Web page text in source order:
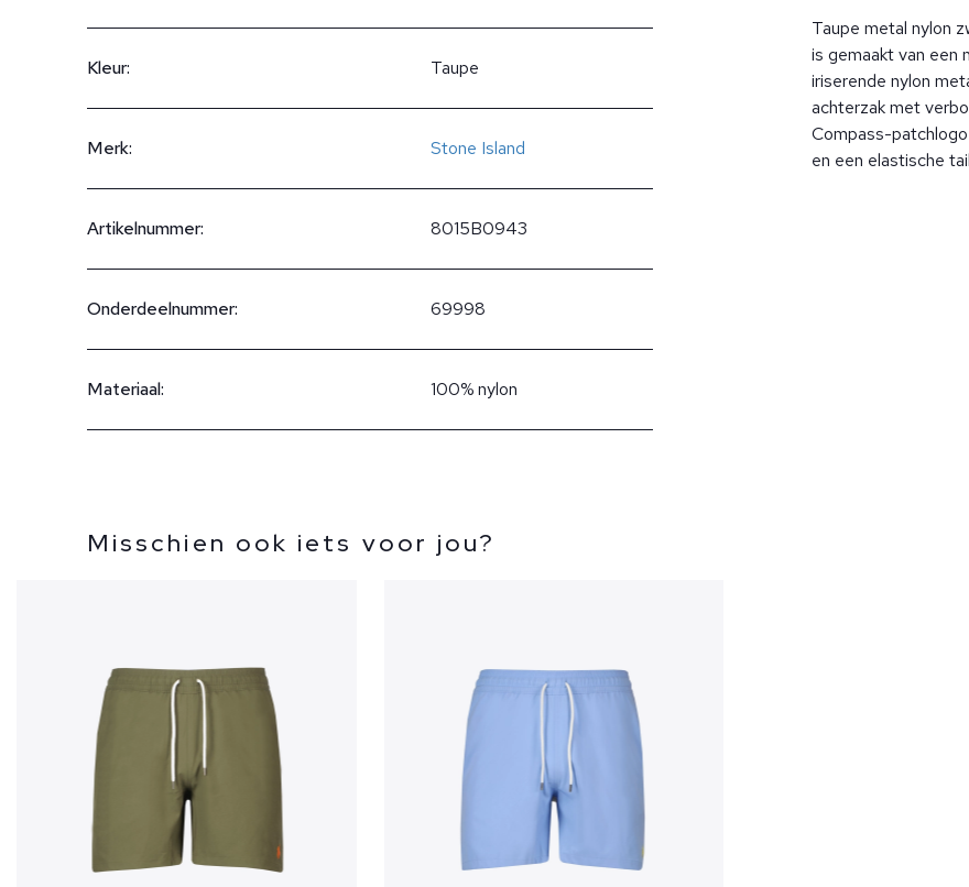
Kleur: Taupe
Merk: Stone Island
Artikelnummer: 8015B0943
Onderdeelnummer: 69998
Materiaal: 100% nylon
Misschien ook iets voor jou?
Taupe metal nylon
is gemaakt van een
iriserende nylon
achterzak met
Compass-
en een elastische